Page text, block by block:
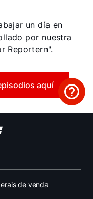
un día en
por nuestra
Reportern".
aquí
de venda